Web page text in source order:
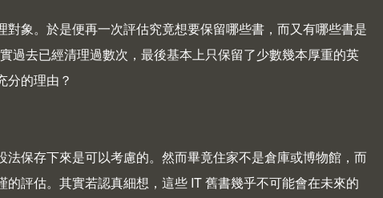
象。於是便再一次評估究竟想要保留哪些書，而又有哪些書是
過去已經清理過數次，最後基本上只保留了少數幾本厚重的英
分的理由？
保存下來是可以考慮的。然而畢竟住家不是倉庫或博物館，而
評估。其實若認真細想，這些 IT 舊書幾乎不可能會在未來的